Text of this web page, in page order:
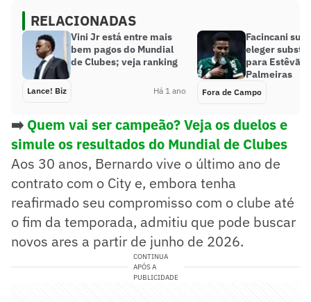
RELACIONADAS
Vini Jr está entre mais
bem pagos do Mundial
de Clubes; veja ranking
Lance! Biz Há 1 ano
Facincani
eleger
para Estêvão
Palmeiras
Fora de Campo
➡️ Quem vai ser campeão? Veja os duelos e
simule os resultados do Mundial de Clubes
Aos 30 anos, Bernardo vive o último ano de
contrato com o City e, embora tenha
reafirmado seu compromisso com o clube até
o fim da temporada, admitiu que pode buscar
novos ares a partir de junho de 2026.
CONTINUA
APÓS A
PUBLICIDADE